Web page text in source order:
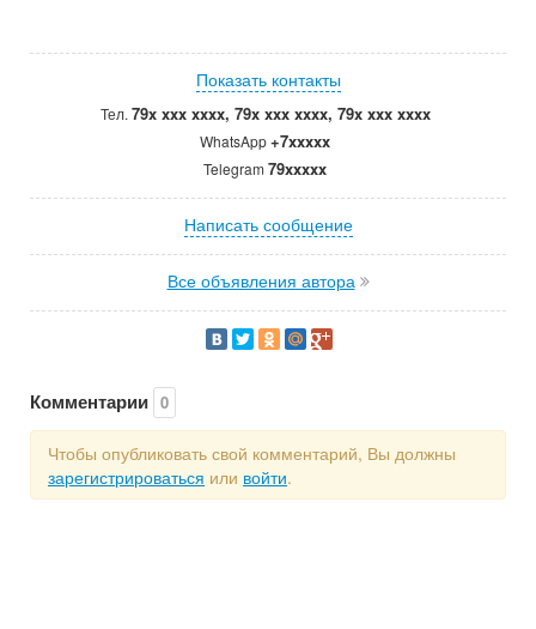
Показать контакты
Тел. 79x xxx xxxx, 79x xxx xxxx, 79x xxx xxxx
WhatsApp+7xxxxx
Telegram 79xxxxx
Написать сообщение
Все объявления автора
Комментарии 0
Чтобы опубликовать свой комментарий, Вы должны
зарегистрироваться или войти.